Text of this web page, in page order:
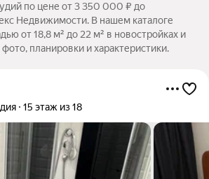
по цене от 3 350 000 ₽ до
Недвижимости. В нашем каталоге
от 18,8 м² до 22 м² в новостройках и
планировки и характеристики.
15 этаж из 18